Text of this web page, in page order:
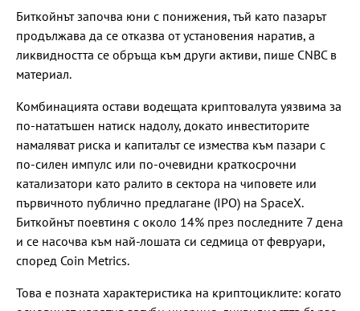
Биткойнът започва юни с понижения, тъй като пазарът
продължава да се отказва от установения наратив, а
ликвидността се обръща към други активи, пише CNBC в
материал.
Комбинацията остави водещата криптовалута уязвима за
по-нататъшен натиск надолу, докато инвеститорите
намаляват риска и капиталът се измества към пазари с
по-силен импулс или по-очевидни краткосрочни
катализатори като ралито в сектора на чиповете или
първичното публично предлагане (IPO) на SpaceX.
Биткойнът поевтиня с около 14% през последните 7 дена
и се насочва към най-лошата си седмица от февруари,
според Coin Metrics.
Това е позната характеристика на криптоциклите: когато